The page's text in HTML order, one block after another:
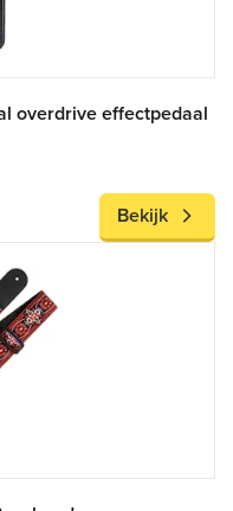
overdrive effectpedaal
Bekijk